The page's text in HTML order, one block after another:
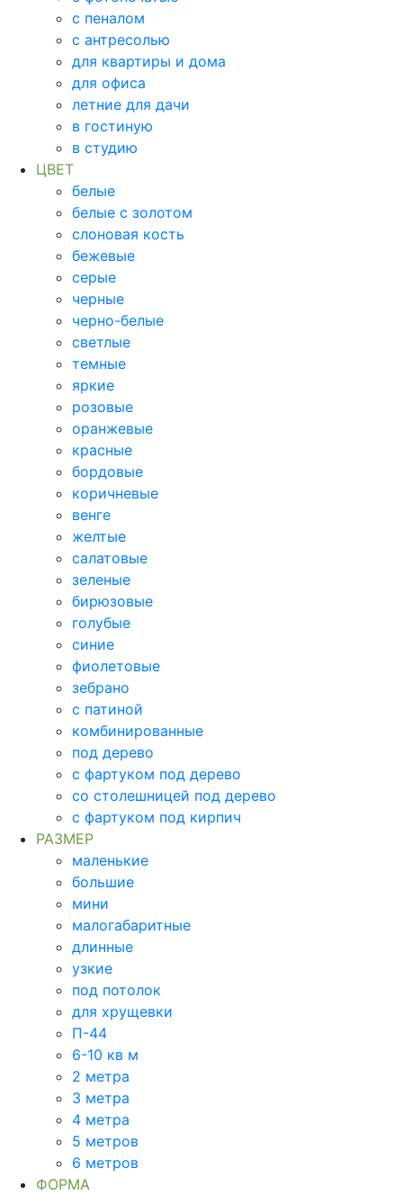
с пеналом
с антресолью
для квартиры и дома
для офиса
летние для дачи
в гостиную
в студию
ЦВЕТ
белые
белые с золотом
слоновая кость
бежевые
серые
черные
черно-белые
светлые
темные
яркие
розовые
оранжевые
красные
бордовые
коричневые
венге
желтые
салатовые
зеленые
бирюзовые
голубые
синие
фиолетовые
зебрано
с патиной
комбинированные
под дерево
с фартуком под дерево
со столешницей под дерево
с фартуком под кирпич
РАЗМЕР
маленькие
большие
мини
малогабаритные
длинные
узкие
под потолок
для хрущевки
П-44
6-10 кв м
2 метра
3 метра
4 метра
5 метров
6 метров
ФОРМА